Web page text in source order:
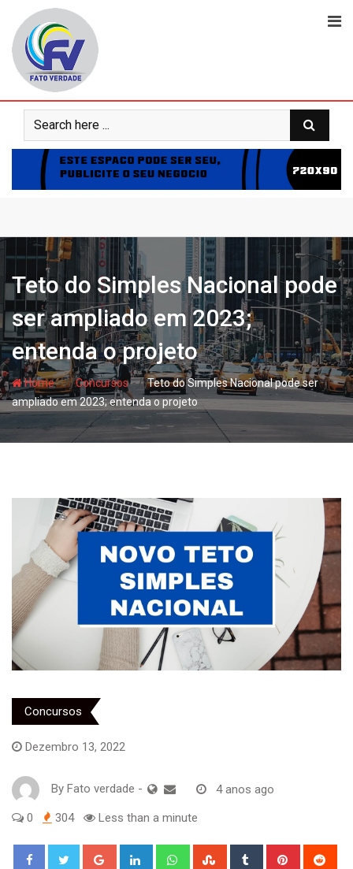
content
Teto do Simples Nacional pode
ser ampliado em 2023;
entenda o projeto
Home- hjConcursos- hjTeto do Simples Nacional pode ser
ampliado em 2023; entenda o projeto
Concursos
Dezembro 13, 2022
By Fato verdade - 4 anos ago
0 304 Less than a minute
Google+ LinkedIn WhatsappStumbleUpon
Tumblr Pinterest